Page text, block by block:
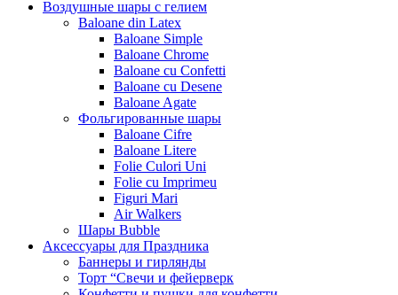
Воздушные шары с гелием
Baloane din Latex
Baloane Simple
Baloane Chrome
Baloane cu Confetti
Baloane cu Desene
Baloane Agate
Фольгированные шары
Baloane Cifre
Baloane Litere
Folie Culori Uni
Folie cu Imprimeu
Figuri Mari
Air Walkers
Шары Bubble
Аксессуары для Праздника
Баннеры и гирлянды
Торт “Свечи и фейерверк